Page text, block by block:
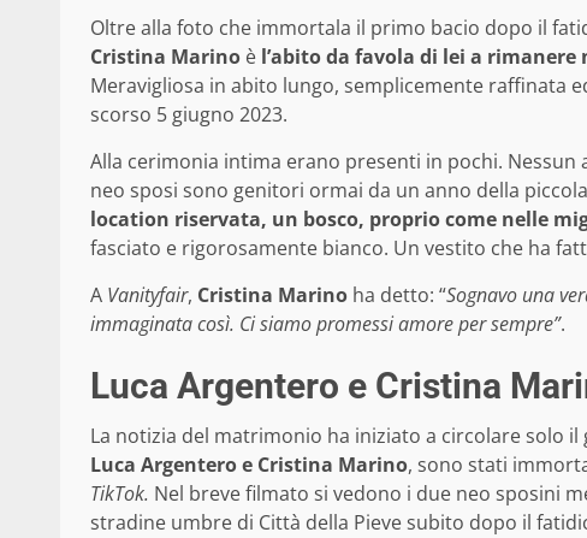
Oltre alla foto che immortala il primo bacio dopo il
Cristina Marino è l’abito da favola di lei a
Meravigliosa in abito lungo, semplicemente raffinata
scorso 5 giugno 2023.
Alla cerimonia intima erano presenti in pochi.
neo sposi sono genitori ormai da un anno della piccola
location riservata, un bosco, proprio come nelle
fasciato e rigorosamente bianco. Un vestito che ha
A Vanityfair, Cristina Marino ha detto: “Sognavo una
immaginata così. Ci siamo promessi amore per sempre”.
Luca Argentero e Cristina
La notizia del matrimonio ha iniziato a circolare solo
Luca Argentero e Cristina Marino, sono stati
TikTok. Nel breve filmato si vedono i due neo sposini
stradine umbre di Città della Pieve subito dopo il